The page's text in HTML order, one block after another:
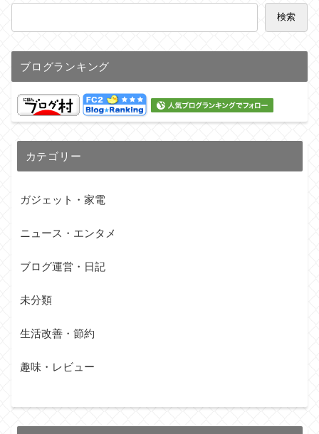
検索
ブログランキング
カテゴリー
ガジェット・家電
ニュース・エンタメ
ブログ運営・日記
未分類
生活改善・節約
趣味・レビュー